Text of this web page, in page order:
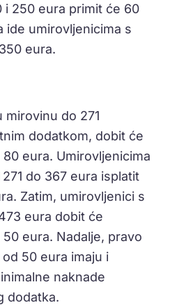
i 250 eura primit će 60
ide umirovljenicima s
eura.
mirovinu do 271
dodatkom, dobit će
eura. Umirovljenicima
do 367 eura isplatit
Zatim, umirovljenici s
eura dobit će
eura. Nadalje, pravo
50 eura imaju i
naknade
dodatka.